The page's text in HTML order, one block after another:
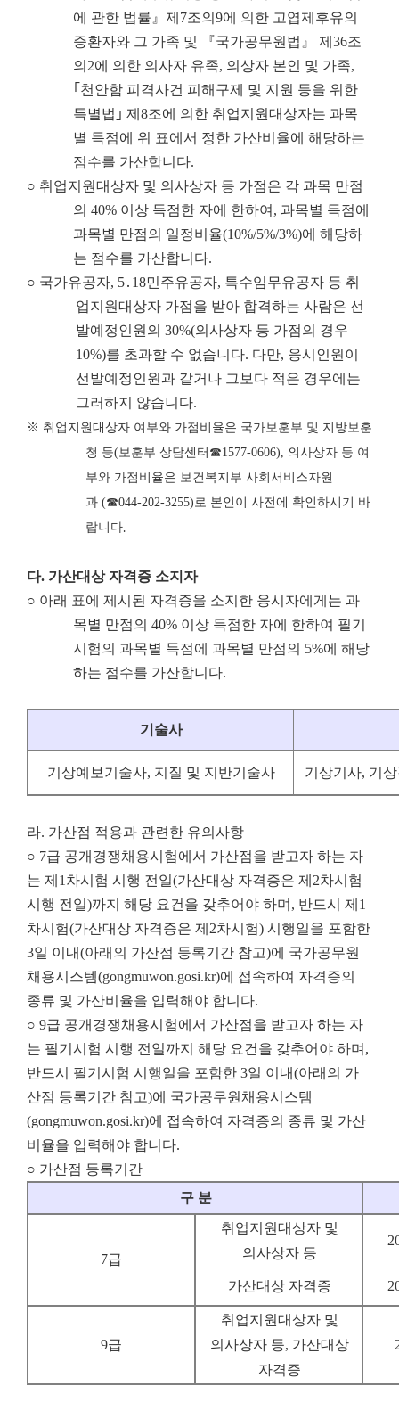
에 관한 법률』제7조의9에 의한 고엽제후유의
증환자와 그 가족 및 『국가공무원법』 제36조
의2에 의한 의사자 유족, 의상자 본인 및 가족,
｢천안함 피격사건 피해구제 및 지원 등을 위한
특별법｣ 제8조에 의한 취업지원대상자는 과목
별 득점에 위 표에서 정한 가산비율에 해당하는
점수를 가산합니다.
○ 취업지원대상자 및 의사상자 등 가점은 각 과목 만점
의 40% 이상 득점한 자에 한하여, 과목별 득점에
과목별 만점의 일정비율(10%/5%/3%)에 해당하
는 점수를 가산합니다.
○ 국가유공자, 5․18민주유공자, 특수임무유공자 등 취
업지원대상자 가점을 받아 합격하는 사람은 선
발예정인원의 30%(의사상자 등 가점의 경우
10%)를 초과할 수 없습니다. 다만, 응시인원이
선발예정인원과 같거나 그보다 적은 경우에는
그러하지 않습니다.
※ 취업지원대상자 여부와 가점비율은 국가보훈부 및 지방보훈
청 등(보훈부 상담센터 ☎1577-0606), 의사상자 등 여
부와 가점비율은 보건복지부 사회서비스자원
과 (☎044-202-3255) 로 본인이 사전에 확인하시기 바
랍니다.
다. 가산대상 자격증 소지자
○ 아래 표에 제시된 자격증을 소지한 응시자에게는 과
목별 만점의 40% 이상 득점한 자에 한하여 필기
시험의 과목별 득점에 과목별 만점의 5%에 해당
하는 점수를 가산합니다.
기술사
기상예보기술사, 지질 및 지반기술사 기상기사, 기
라. 가산점 적용과 관련한 유의사항
○ 7급 공개경쟁채용시험에서 가산점을 받고자 하는 자
는 제1차시험 시행 전일(가산대상 자격증은 제2차시험
시행 전일)까지 해당 요건을 갖추어야 하며, 반드시 제1
차시험(가산대상 자격증은 제2차시험) 시행일을 포함한
3일 이내(아래의 가산점 등록기간 참고)에 국가공무원
채용시스템(gongmuwon.gosi.kr)에 접속하여 자격증의
종류 및 가산비율을 입력해야 합니다.
○ 9급 공개경쟁채용시험에서 가산점을 받고자 하는 자
는 필기시험 시행 전일까지 해당 요건을 갖추어야 하며,
반드시 필기시험 시행일을 포함한 3일 이내(아래의 가
산점 등록기간 참고)에 국가공무원채용시스템
(gongmuwon.gosi.kr)에 접속하여 자격증의 종류 및 가산
비율을 입력해야 합니다.
○ 가산점 등록기간
구 분
7급
취업지원대상자 및
의사상자 등
가산대상 자격증
9급
취업지원대상자 및
의사상자 등, 가산대상
자격증